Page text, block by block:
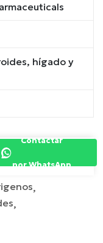
hígado y
Contactar
por WhatsApp